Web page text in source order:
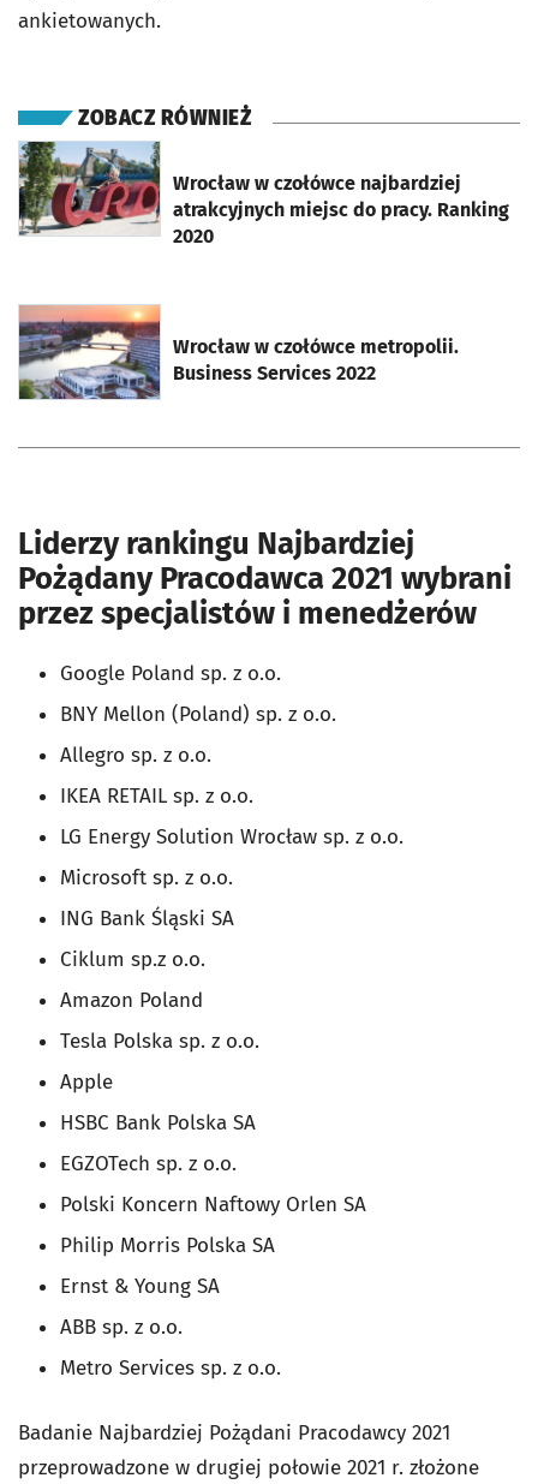
ankietowanych.
ZOBACZ RÓWNIEŻ
Wrocław w czołówce najbardziej
atrakcyjnych miejsc do pracy. Ranking
2020
otworzy się w nowej karcie
Wrocław w czołówce metropolii.
Business Services 2022
otworzy się w nowej karcie
Liderzy rankingu Najbardziej
Pożądany Pracodawca 2021 wybrani
przez specjalistów i menedżerów
Google Poland sp. z o.o.
BNY Mellon (Poland) sp. z o.o.
Allegro sp. z o.o.
IKEA RETAIL sp. z o.o.
LG Energy Solution Wrocław sp. z o.o.
Microsoft sp. z o.o.
ING Bank Śląski SA
Ciklum sp.z o.o.
Amazon Poland
Tesla Polska sp. z o.o.
Apple
HSBC Bank Polska SA
EGZOTech sp. z o.o.
Polski Koncern Naftowy Orlen SA
Philip Morris Polska SA
Ernst & Young SA
ABB sp. z o.o.
Metro Services sp. z o.o.
Badanie Najbardziej Pożądani Pracodawcy 2021
przeprowadzone w drugiej połowie 2021 r. złożone